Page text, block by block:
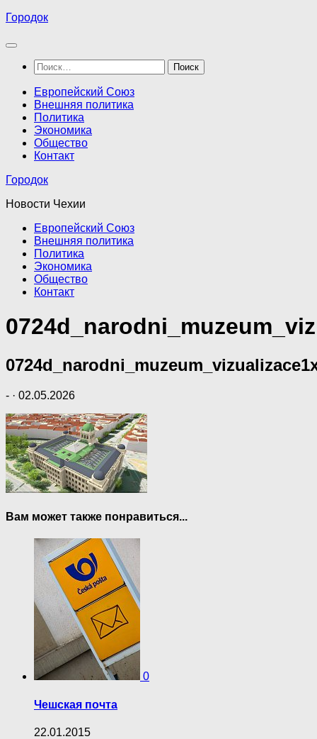
Перейти
содержимому
Городок
Найти:
Европейский Союз
Внешняя политика
Политика
Экономика
Общество
Контакт
Городок
Новости Чехии
Европейский Союз
Внешняя политика
Политика
Экономика
Общество
Контакт
- · 02.05.2026
Вам может также понравиться...
0
Чешская почта
22.01.2015